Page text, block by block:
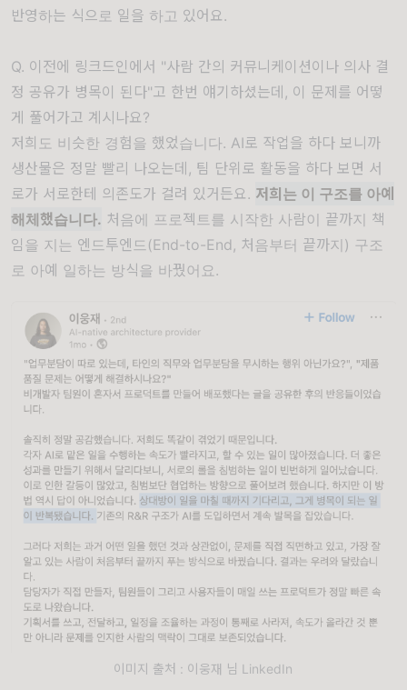
반영하는 식으로 일을 하고 있어요.
Q. 이전에 링크드인에서 "사람 간의 커뮤니케이션이나 의사 결
정 공유가 병목이 된다"고 한번 얘기하셨는데, 이 문제를 어떻
게 풀어가고 계시나요?
저희도 비슷한 경험을 했었습니다. AI로 작업을 하다 보니까
생산물은 정말 빨리 나오는데, 팀 단위로 활동을 하다 보면 서
로가 서로한테 의존도가 걸려 있거든요. 저희는 이 구조를 아예
해체했습니다. 처음에 프로젝트를 시작한 사람이 끝까지 책
임을 지는 엔드투엔드(End-to-End, 처음부터 끝까지) 구조
로 아예 일하는 방식을 바꿨어요.
이미지 출처 : 이웅재 님 LinkedIn